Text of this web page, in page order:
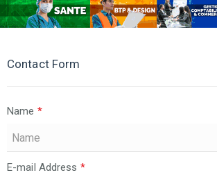
Contact Form
Name *
E-mail Address *